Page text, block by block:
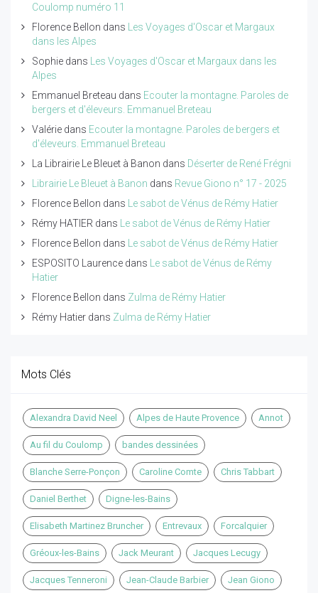
Coulomp numéro 11
Florence Bellon dans Les Voyages d'Oscar et Margaux
dans les Alpes
Sophie dans Les Voyages d'Oscar et Margaux dans les
Alpes
Emmanuel Breteau dans Ecouter la montagne. Paroles de
bergers et d'éleveurs. Emmanuel Breteau
Valérie dans Ecouter la montagne. Paroles de bergers et
d'éleveurs. Emmanuel Breteau
La Librairie Le Bleuet à Banon dans Déserter de René Frégni
Librairie Le Bleuet à Banon dans Revue Giono n° 17 - 2025
Florence Bellon dans Le sabot de Vénus de Rémy Hatier
Rémy HATIER dans Le sabot de Vénus de Rémy Hatier
Florence Bellon dans Le sabot de Vénus de Rémy Hatier
ESPOSITO Laurence dans Le sabot de Vénus de Rémy
Hatier
Florence Bellon dans Zulma de Rémy Hatier
Rémy Hatier dans Zulma de Rémy Hatier
Mots Clés
Alexandra David Neel Alpes de Haute Provence Annot
Au fil du Coulomp bandes dessinées
Blanche Serre-Ponçon Caroline Comte Chris Tabbart
Daniel Berthet Digne-les-Bains
Elisabeth Martinez Bruncher Entrevaux Forcalquier
Gréoux-les-Bains Jack Meurant Jacques Lecugy
Jacques Tenneroni Jean-Claude Barbier Jean Giono